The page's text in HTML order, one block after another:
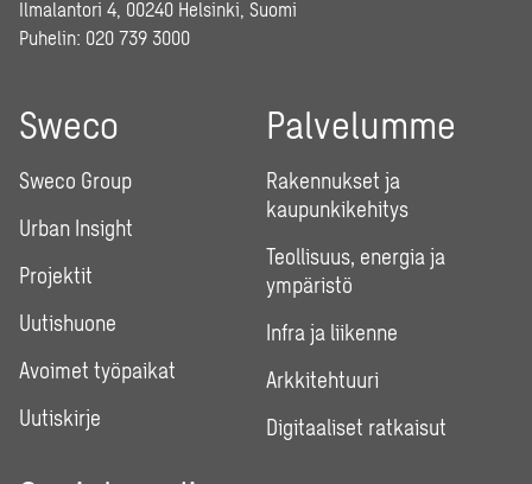
Ilmalantori 4, 00240 Helsinki, Suomi
Puhelin: 020 739 3000
Sweco
Sweco Group
Urban Insight
Projektit
Uutishuone
Avoimet työpaikat
Uutiskirje
Palvelumme
Rakennukset ja
kaupunkikehitys
Teollisuus, energia ja
ympäristö
Infra ja liikenne
Arkkitehtuuri
Digitaaliset ratkaisut